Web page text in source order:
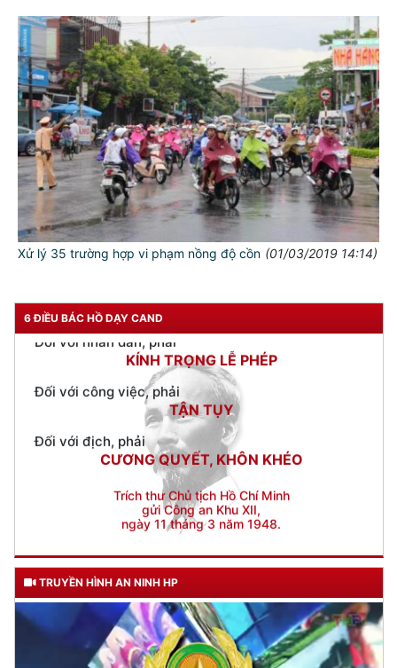
Xử lý 35 trường hợp vi phạm nồng độ cồn (01/03/2019 14:14)
6 ĐIỀU BÁC HỒ DẠY CAND
TƯ CÁCH
NGƯỜI CÔNG AN CÁCH MỆNH LÀ:
Đối với tự mình, phải
CẦN, KIỆM, LIÊM, CHÍNH
Đối với đồng sự, phải
THÂN ÁI GIÚP ĐỠ
Đối với chính phủ, phải
TUYỆT ĐỐI TRUNG THÀNH
KÍNH TRỌNG LỄ PHÉP
Đối với công việc, phải
TẬN TỤY
Đối với địch, phải
CƯƠNG QUYẾT, KHÔN KHÉO
Trích thư Chủ tịch Hồ Chí Minh
gửi Công an Khu XII,
ngày 11 tháng 3 năm 1948.
TRUYỀN HÌNH AN NINH HP